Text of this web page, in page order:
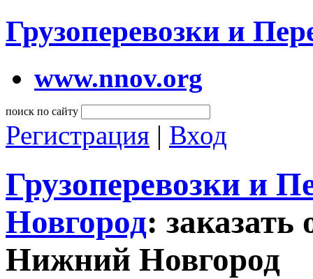
Грузоперевозки и
www.nnov.org
поиск по сайту
Регистрация | Вход
Грузоперевозки и
Новгород: заказать
Нижний Новгород